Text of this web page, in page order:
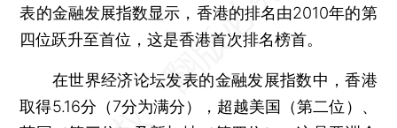
表的金融发展指数显示，香港的排名由2010年的第
四位跃升至首位，这是香港首次排名榜首。
在世界经济论坛发表的金融发展指数中，香港
取得5.16分（7分为满分），超越美国（第二位）、